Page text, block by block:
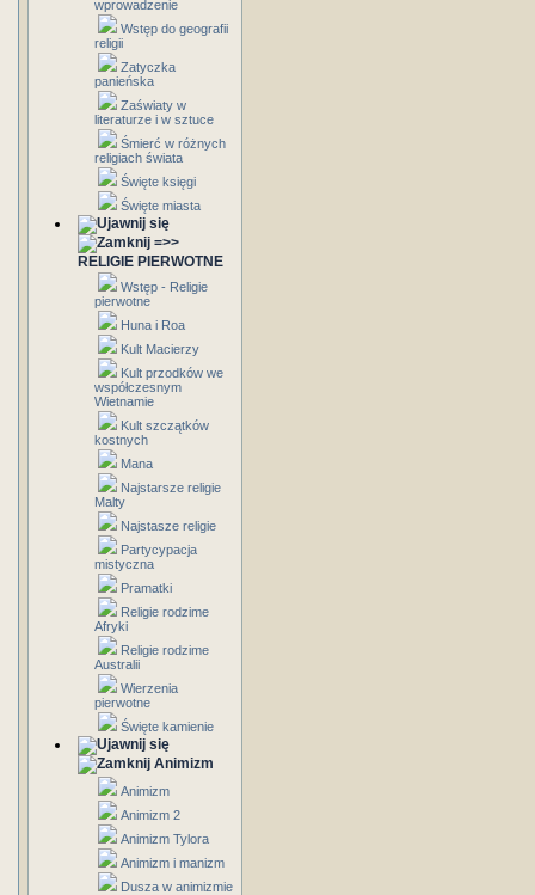
wprowadzenie
Wstęp do geografii
religii
Zatyczka
panieńska
Zaświaty w
literaturze i w sztuce
Śmierć w różnych
religiach świata
Święte księgi
Święte miasta
=>>
RELIGIE PIERWOTNE
Wstęp - Religie
pierwotne
Huna i Roa
Kult Macierzy
Kult przodków we
współczesnym
Wietnamie
Kult szczątków
kostnych
Mana
Najstarsze religie
Malty
Najstasze religie
Partycypacja
mistyczna
Pramatki
Religie rodzime
Afryki
Religie rodzime
Australii
Wierzenia
pierwotne
Święte kamienie
Animizm
Animizm
Animizm 2
Animizm Tylora
Animizm i manizm
Dusza w animizmie